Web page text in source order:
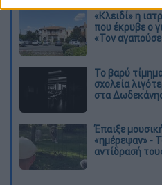
«Κλειδί» η
που έκρυβε ο
«Τον
Το βαρύ
σχολεία
στα
Έπαιξε
«ημέρεψαν» -
αντίδρασή